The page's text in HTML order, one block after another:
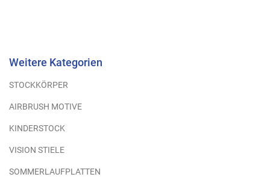
Weitere Kategorien
STOCKKÖRPER
AIRBRUSH MOTIVE
KINDERSTOCK
VISION STIELE
SOMMERLAUFPLATTEN